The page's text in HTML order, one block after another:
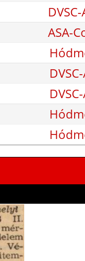
ASA-